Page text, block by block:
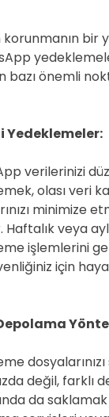
bir
bazı önemli
Yedeklemeler:
verilerinizi
olası veri
minimize
Haftalık veya
işlemlerini
için
değil, farklı
da